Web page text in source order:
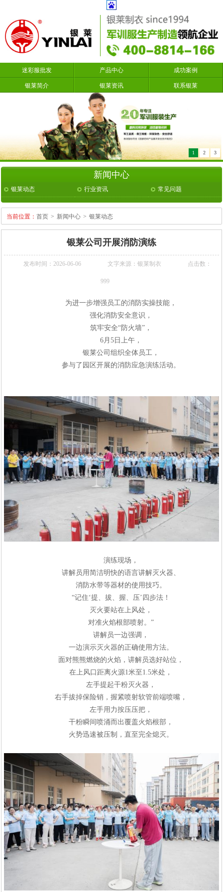
迷彩服批发 产品中心 成功案例
银莱简介 银莱资讯 联系银莱
1 2 3
新闻中心
银莱动态 行业资讯 常见问题
当前位置：首页 > 新闻中心 > 银莱动态
银莱公司开展消防演练
发布时间：2026-06-06 文字来源：银莱制衣 点击数：
999
为进一步增强员工的消防实操技能，
强化消防安全意识，
筑牢安全“防火墙”，
6月 5日 上午，
银莱公司 组织全体员工，
参与了园区开展的消防应急演练活动。
演练现场，
讲解员用简洁明快的语言讲解灭火器、
消防水带等器材的使用技巧。
“记住‘提、拔、握、压’ 四步法！
灭火要站在上风处，
对准火焰根部喷射。 ”
讲解员一边强调，
一边演示灭火器的正确使用方法。
面对熊熊燃烧的火焰， 讲解员选好站位，
在上风口距离火源1米至 1.5米处，
左手提起干粉灭火器，
右手拔掉保险销，握紧喷射软管前端喷嘴，
左手用力按压压把，
干粉瞬间喷涌而出覆盖火焰根部，
火势迅速被压制，直至完全熄灭。